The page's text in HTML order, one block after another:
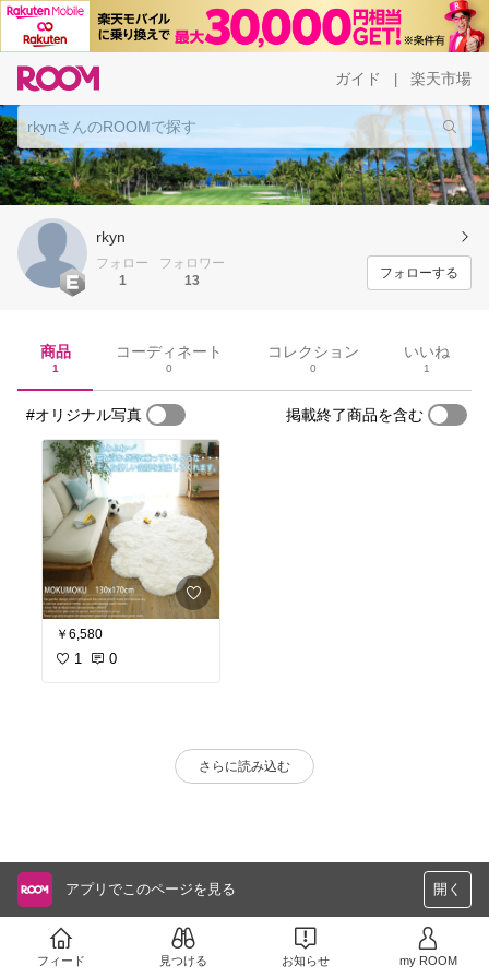
ガイド 楽天市場
rkyn
フォロー
1
フォロワー
13
フォローする
商品
1
コーディネート
0
コレクション
0
いいね
1
#オリジナル写真 掲載終了商品を含む
￥6,580
1 0
さらに読み込む
アプリでこのページを見る 開く
フィード 見つける お知らせ my ROOM